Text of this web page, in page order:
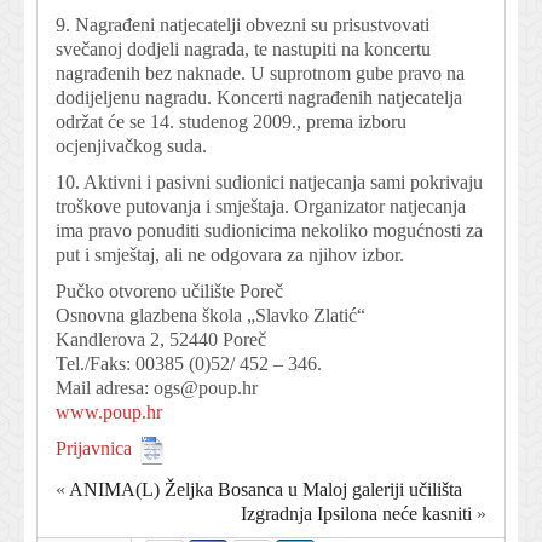
9. Nagrađeni natjecatelji obvezni su prisustvovati
svečanoj dodjeli nagrada, te nastupiti na koncertu
nagrađenih bez naknade. U suprotnom gube pravo na
dodijeljenu nagradu. Koncerti nagrađenih natjecatelja
održat će se 14. studenog 2009., prema izboru
ocjenjivačkog suda.
10. Aktivni i pasivni sudionici natjecanja sami pokrivaju
troškove putovanja i smještaja. Organizator natjecanja
ima pravo ponuditi sudionicima nekoliko mogućnosti za
put i smještaj, ali ne odgovara za njihov izbor.
Pučko otvoreno učilište Poreč
Osnovna glazbena škola „Slavko Zlatić“
Kandlerova 2, 52440 Poreč
Tel./Faks: 00385 (0)52/ 452 – 346.
Mail adresa: ogs@poup.hr
www.poup.hr
Prijavnica
« ANIMA(L) Željka Bosanca u Maloj galeriji učilišta
Izgradnja Ipsilona neće kasniti »